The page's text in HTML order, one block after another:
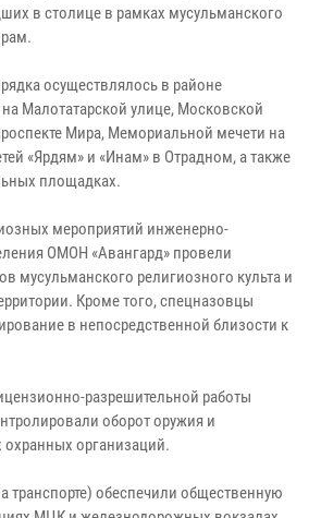
в столице в рамках мусульманского
осуществлялось в районе
Малотатарской улице, Московской
Мира, Мемориальной мечети на
«Ярдям» и «Инам» в Отрадном, а также
площадках.
мероприятий инженерно-
ОМОН «Авангард» провели
мусульманского религиозного культа и
Кроме того, спецназовцы
в непосредственной близости к
разрешительной работы
оборот оружия и
охранных организаций.
обеспечили общественную